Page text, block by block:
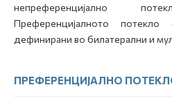
непреференцијално
Преференцијалното
дефинирани во билатерални и
ПРЕФЕРЕНЦИЈАЛНО